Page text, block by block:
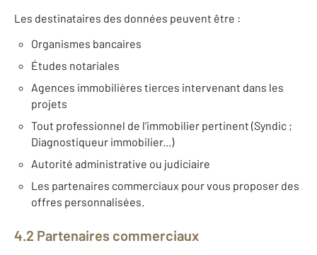
Les destinataires des données peuvent être :
Organismes bancaires
Études notariales
Agences immobilières tierces intervenant dans les
projets
Tout professionnel de l’immobilier pertinent (Syndic ;
Diagnostiqueur immobilier...)
Autorité administrative ou judiciaire
Les partenaires commerciaux pour vous proposer des
offres personnalisées.
4.2 Partenaires commerciaux